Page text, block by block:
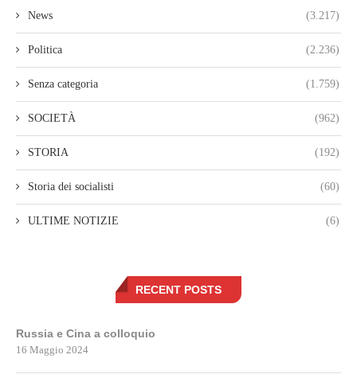
News (3.217)
Politica (2.236)
Senza categoria (1.759)
SOCIETÀ (962)
STORIA (192)
Storia dei socialisti (60)
ULTIME NOTIZIE (6)
RECENT POSTS
Russia e Cina a colloquio
16 Maggio 2024